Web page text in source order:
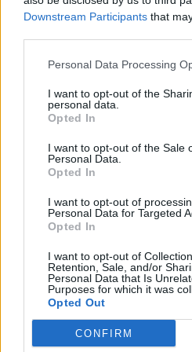
Downstream Participants that
Personal Data Processing
I want to opt-out of the
personal data.
Opted In
I want to opt-out of the Sale
Personal Data.
Opted In
I want to opt-out of
Personal Data for Targeted
Opted In
I want to opt-out of
Retention, Sale, and/or
Personal Data that Is
Purposes for which it was
Opted Out
CONFIRM
Žinios | Orai
Nufilmavo, kaip patvino
vaizdas pribloškia
Žinios | Lietuvos diena
V. Zalužno pasisakymą laiko
Ukrainos politikoje: jis yra
Laidos Nauja diena